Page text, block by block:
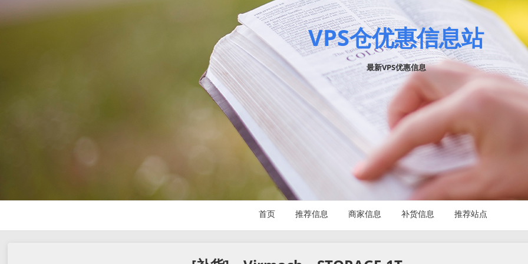
VPS仓优惠信息站
最新VPS优惠信息
首页 推荐信息 商家信息 补货信息 推荐站点